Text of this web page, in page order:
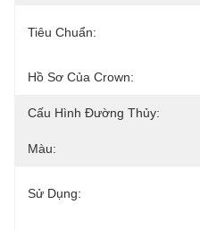
Tiêu Chuẩn:
Hồ Sơ Của Crown:
Cấu Hình Đường Thủy:
Màu:
Sử Dụng: